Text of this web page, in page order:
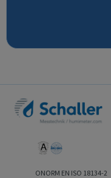
ONORM EN ISO 18134-2